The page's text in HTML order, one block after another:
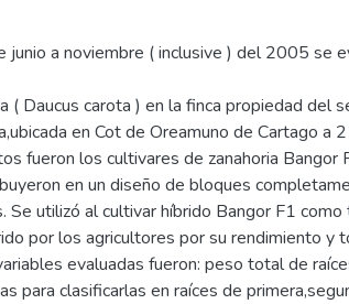
junio a noviembre ( inclusive ) del 2005 se
( Daucus carota ) en la finca propiedad del
en Cot de Oreamuno de Cartago a
fueron los cultivares de zanahoria Bangor
en un diseño de bloques
Se utilizó al cultivar híbrido Bangor F1
por los agricultores por su rendimiento y
evaluadas fueron: peso total de
para clasificarlas en raíces de